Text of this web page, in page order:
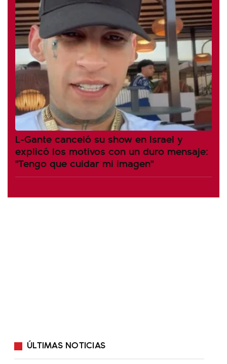
L-Gante canceló su show en Israel y
explicó los motivos con un duro mensaje:
"Tengo que cuidar mi imagen"
ÚLTIMAS NOTICIAS